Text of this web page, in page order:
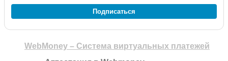
Подписаться
WebMoney – Система виртуальных платежей